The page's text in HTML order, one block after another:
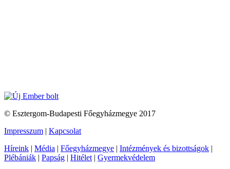
© Esztergom-Budapesti Főegyházmegye 2017
Impresszum | Kapcsolat
Híreink | Média | Főegyházmegye | Intézmények és bizottságok |
Plébániák | Papság | Hitélet | Gyermekvédelem